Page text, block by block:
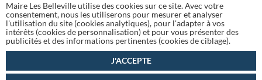
Maire Les Belleville utilise des cookies sur ce site. Avec votre
consentement, nous les utiliserons pour mesurer et analyser
l'utilisation du site (cookies analytiques), pour l'adapter à vos
intérêts (cookies de personnalisation) et pour vous présenter des
publicités et des informations pertinentes (cookies de ciblage).
J'ACCEPTE